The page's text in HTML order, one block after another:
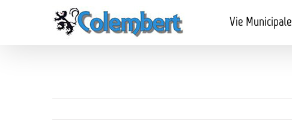
Vie Municipale